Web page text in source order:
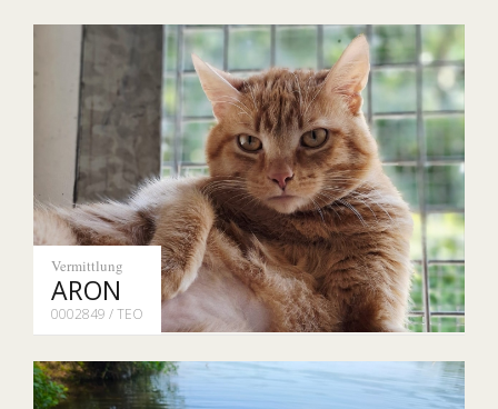
Vermittlung
ARON
0002849 / TEO